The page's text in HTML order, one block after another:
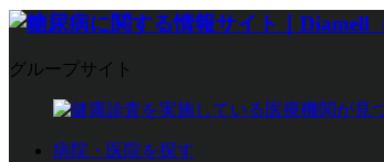
グループサイト
病院・医院を探す